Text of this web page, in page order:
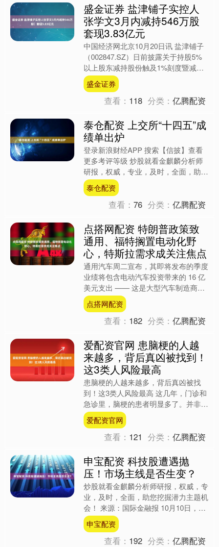
盛金证券 盐津铺子实控人
张学文3月内减持546万股
套现3.83亿元
中国经济网北京10月20日讯 盐津铺子
（002847.SZ）日前披露关于持股5%
以上股东减持股份触及1%刻度暨减持
股份实施完成的公告称，公司持股5%
以上股东张学....
盛金证券
查看： 118 分类：亿腾配资
泰仓配资 上交所“十四五”成
绩单出炉
登录新浪财经APP 搜索【信披】查看
更多考评等级 炒股就看金麒麟分析师
研报，权威，专业，及时，全面，助您
挖掘潜力主题机会！ 上交所“十四五”成
绩单出炉！ 10月....
泰仓配资
查看：76 分类：亿腾配资
点搭网配资 特朗普政策致
通用、福特搁置电动化野
心，特斯拉需求成关注焦点
通用汽车周二宣布，其即将发布的季度
业绩将包含电动汽车投资带来的 16 亿
美元支出 —— 这是大型汽车制造商近
期一系列与电动汽车相关的负面披露中
最新的一则。 福特....
点搭网配资
查看： 182 分类：亿腾配资
爱配资官网 患脑梗的人越
来越多，背后真凶被找到！
这3类人风险最高
患脑梗的人越来越多，背后真凶被找
到！这3类人风险最高 这几年，门诊和
急诊里，脑梗的患者明显多了。并非只
有古稀之年的老者，年届半百之人，甚
至而立之龄者，亦置身其中....
爱配资官网
查看： 121 分类：亿腾配资
申宝配资 科技股遭遇抛
压！市场主线是否生变？
炒股就看金麒麟分析师研报，权威，专
业，及时，全面，助您挖掘潜力主题机
会！ 来源：国际金融报 10月10日，A
股市场出现急跌，尤其是电子、通信、
计算机、电力设备、....
申宝配资
查看： 192 分类：亿腾配资